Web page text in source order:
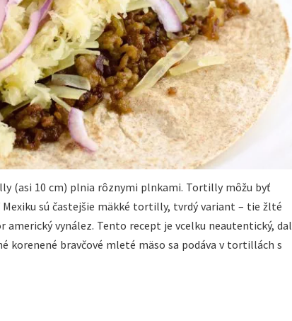
(asi 10 cm) plnia rôznymi plnkami. Tortilly môžu byť
sú častejšie mäkké tortilly, tvrdý variant – tie žlté
americký vynález. Tento recept je vcelku neautentický, dal
korenené bravčové mleté mäso sa podáva v tortillách s